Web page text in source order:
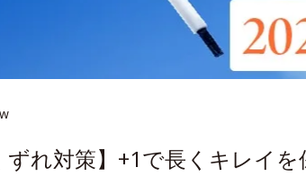
ずれ対策】+1で長くキレイ